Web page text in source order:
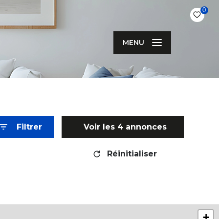
0
MENU
Filtrer Voir les 4 annonces
Réinitialiser